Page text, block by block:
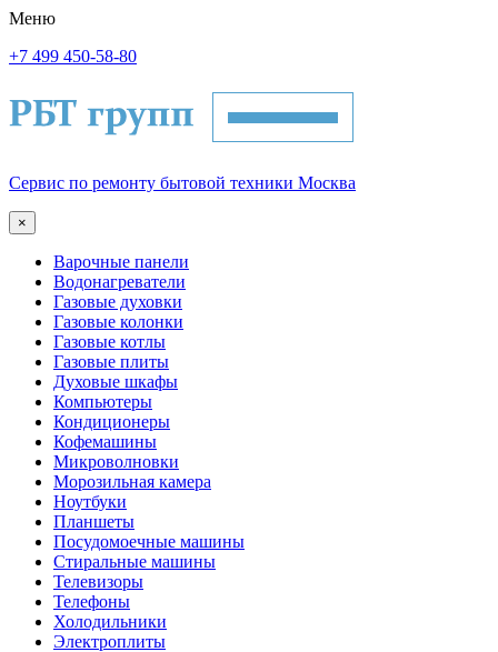
Меню
+7 499 450-58-80
Сервис по ремонту бытовой техники Москва
×
Варочные панели
Водонагреватели
Газовые духовки
Газовые колонки
Газовые котлы
Газовые плиты
Духовые шкафы
Компьютеры
Кондиционеры
Кофемашины
Микроволновки
Морозильная камера
Ноутбуки
Планшеты
Посудомоечные машины
Стиральные машины
Телевизоры
Телефоны
Холодильники
Электроплиты